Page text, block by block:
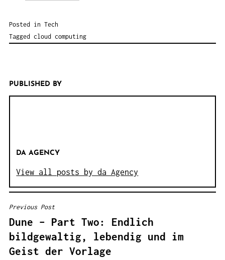
Posted in Tech
Tagged cloud computing
PUBLISHED BY
DA AGENCY
View all posts by da Agency
B
E
I
T
Previous Post
Dune – Part Two: Endlich
bildgewaltig, lebendig und im
Geist der Vorlage